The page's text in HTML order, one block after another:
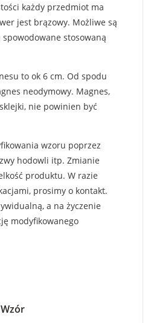
każdy przedmiot ma
jest brązowy. Możliwe są
stosowaną
to ok 6 cm. Od spodu
neodymowy. Magnes,
nie powinien być
wzoru poprzez
hodowli itp. Zmianie
produktu. W razie
prosimy o kontakt.
a na życzenie
modyfikowanego
Wzór